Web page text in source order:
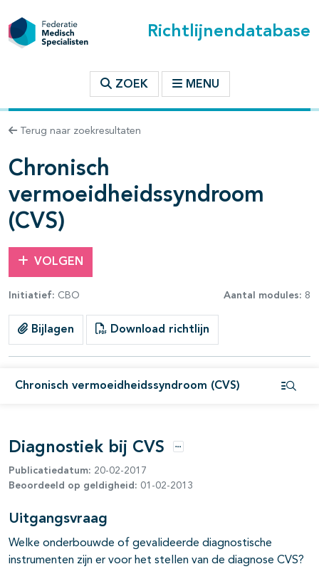
Richtlijnendatabase
ZOEK MENU
Terug naar zoekresultaten
Chronisch
vermoeidheidssyndroom
(CVS)
VOLGEN
Initiatief: CBO Aantal modules: 8
Bijlagen Download richtlijn
Chronisch vermoeidheidssyndroom (CVS)
binnen deze richtlijn
Diagnostiek bij CVS Opties
Publicatiedatum: 20-02-2017
Beoordeeld op geldigheid: 01-02-2013
Uitgangsvraag
Welke onderbouwde of gevalideerde diagnostische
instrumenten zijn er voor het stellen van de diagnose CVS?